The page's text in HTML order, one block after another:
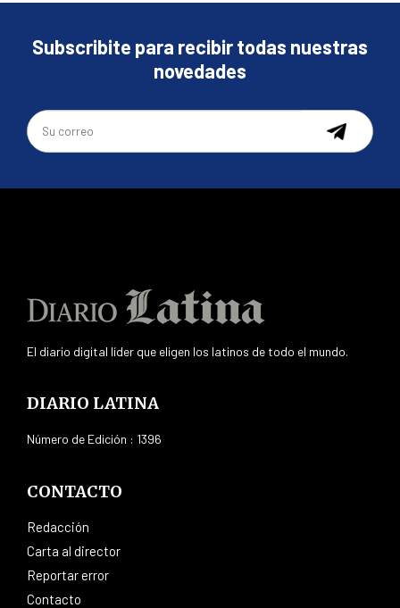
Subscribite para recibir todas nuestras
novedades
El diario digital líder que eligen los latinos de todo el mundo.
DIARIO LATINA
Número de Edición : 1396
CONTACTO
Redacción
Carta al director
Reportar error
Contacto